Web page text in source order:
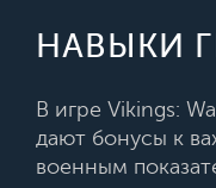
НАВЫКИ
В игре Vikings:
дают бонусы к
военным